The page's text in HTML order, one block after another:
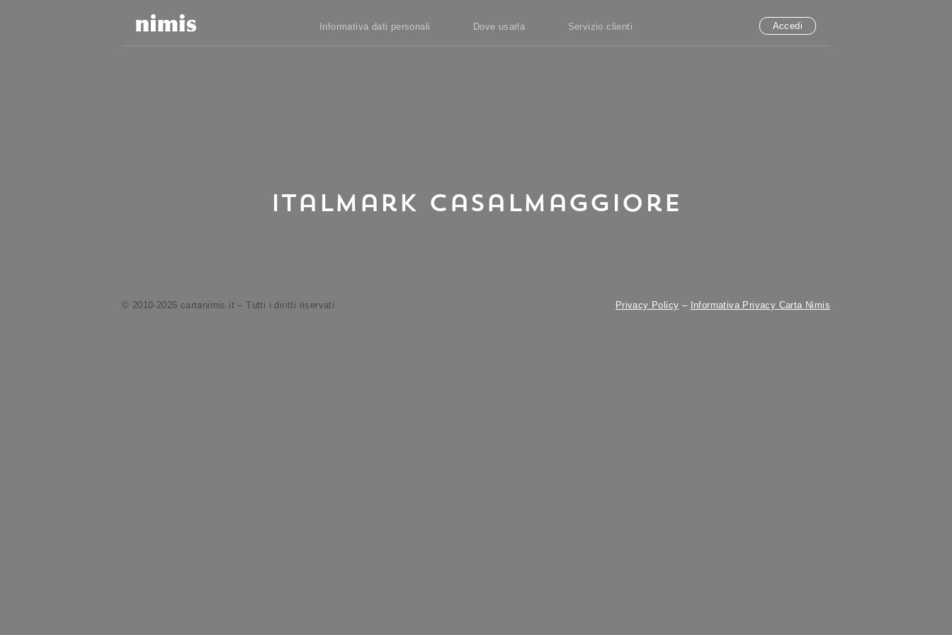
Informativa dati personali Dove usarla Servizio clienti Accedi
Italmark Casalmaggiore
© 2010-2026 cartanimis.it – Tutti i diritti riservati Privacy Policy – Informativa Privacy Carta Nimis